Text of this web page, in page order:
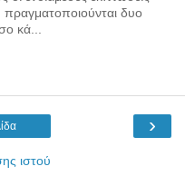
πραγματοποιούνται δυο
κά...
›
ιστού